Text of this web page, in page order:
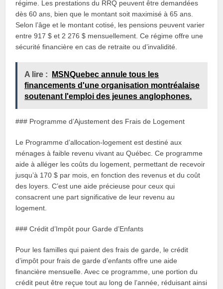
régime. Les prestations du RRQ peuvent être demandées
dès 60 ans, bien que le montant soit maximisé à 65 ans.
Selon l’âge et le montant cotisé, les pensions peuvent varier
entre 917 $ et 2 276 $ mensuellement. Ce régime offre une
sécurité financière en cas de retraite ou d’invalidité.
A lire :
MSNQuebec annule tous les
financements d'une organisation montréalaise
soutenant l'emploi des jeunes anglophones.
### Programme d’Ajustement des Frais de Logement
Le Programme d’allocation-logement est destiné aux
ménages à faible revenu vivant au Québec. Ce programme
aide à alléger les coûts du logement, permettant de recevoir
jusqu’à 170 $ par mois, en fonction des revenus et du coût
des loyers. C’est une aide précieuse pour ceux qui
consacrent une part significative de leur revenu au
logement.
### Crédit d’Impôt pour Garde d’Enfants
Pour les familles qui paient des frais de garde, le crédit
d’impôt pour frais de garde d’enfants offre une aide
financière mensuelle. Avec ce programme, une portion du
crédit peut être reçue tout au long de l’année, réduisant ainsi